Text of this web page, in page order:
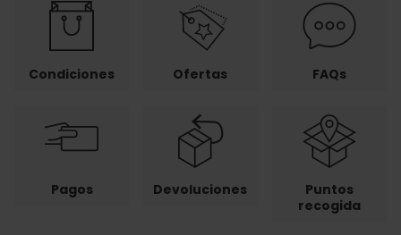
Condiciones Ofertas FAQs
Pagos Devoluciones
Puntos
recogida